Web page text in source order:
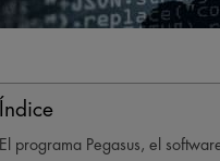
Índice
El programa Pegasus, el